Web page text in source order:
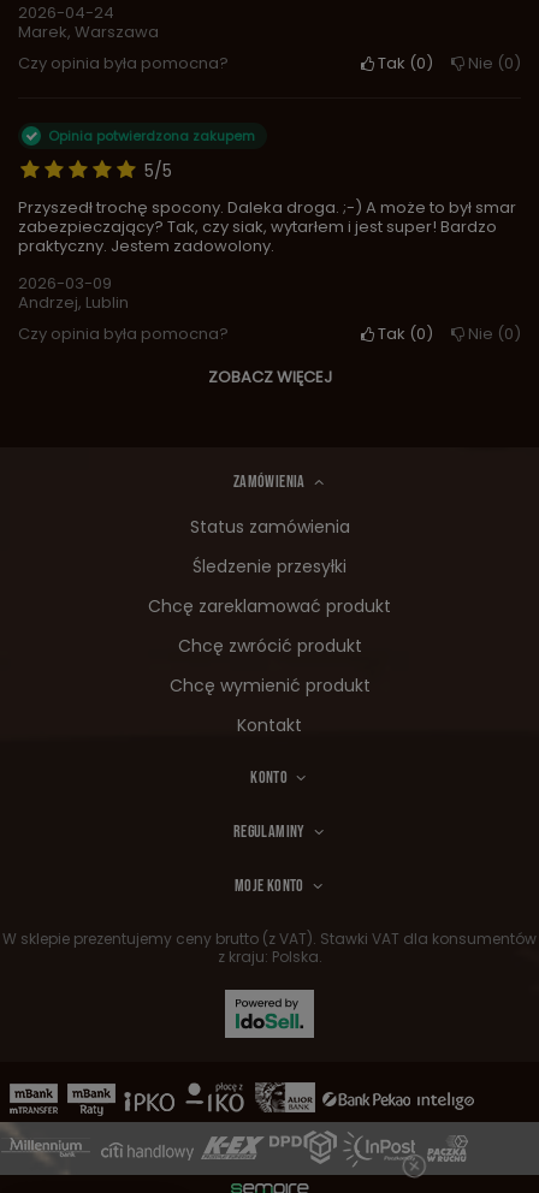
2026-04-24
Marek, Warszawa
Czy opinia była pomocna?
Tak 0 Nie 0
5/5
Opinia potwierdzona zakupem
Przyszedł trochę spocony. Daleka droga. ;-) A może to był smar
zabezpieczający? Tak, czy siak, wytarłem i jest super! Bardzo
praktyczny. Jestem zadowolony.
2026-03-09
Andrzej, Lublin
Czy opinia była pomocna?
Tak 0 Nie 0
ZOBACZ WIĘCEJ
ZAMÓWIENIA
Status zamówienia
Śledzenie przesyłki
Chcę zareklamować produkt
Chcę zwrócić produkt
Chcę wymienić produkt
Kontakt
KONTO
REGULAMINY
MOJE KONTO
W sklepie prezentujemy ceny brutto (z VAT). Stawki VAT dla konsumentów
z kraju: Polska.